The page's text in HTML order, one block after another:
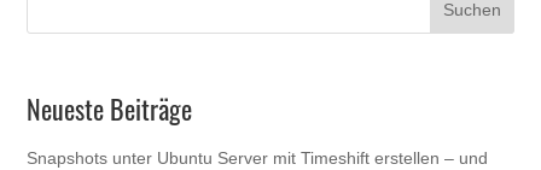
Neueste Beiträge
Snapshots unter Ubuntu Server mit Timeshift erstellen – und